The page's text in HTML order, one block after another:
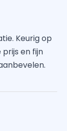
Keurig op
prijs en fijn